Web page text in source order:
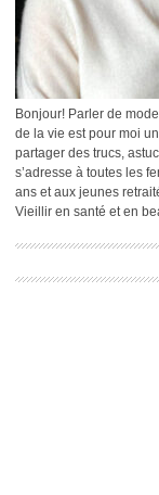
Bonjour! Parler de
de la vie est pour moi
partager des trucs,
s’adresse à toutes les
ans et aux jeunes
Vieillir en santé et en